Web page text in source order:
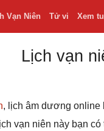
Vạn Niên Tử vi Xem
Lịch vạn
, lịch âm dương online
vạn niên này bạn